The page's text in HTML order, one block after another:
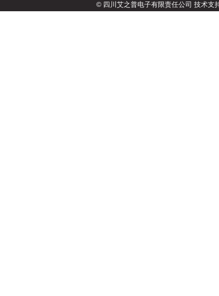
© 四川艾之普电子有限责任公司 技术支